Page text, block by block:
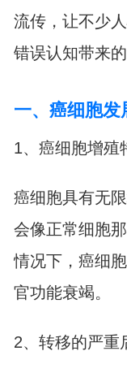
流传，让不少
错误认知带来
一、癌细胞发
1、癌细胞增殖
癌细胞具有无
会像正常细胞
情况下，癌细
官功能衰竭。
2、转移的严重